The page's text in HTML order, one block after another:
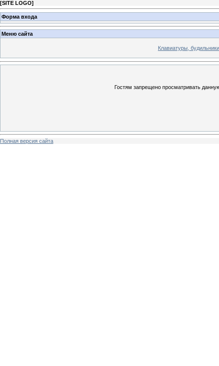
[SITE LOGO]
Форма входа
Меню сайта
Клавиатуры,
Гостям запрещено просматривать
Полная версия сайта